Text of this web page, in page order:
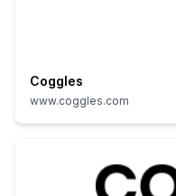
Coggles
www.coggles.com